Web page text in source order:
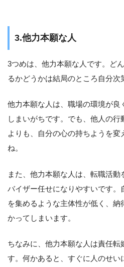
3.他力本願な人
3つめは、他力本願な人です。ど
るかどうかは結局のところ自分次
他力本願な人は、職場の環境が良
しまいがちです。でも、他人の
よりも、自分の心の持ちようを変
ね。
また、他力本願な人は、転職活
バイザー任せになりやすいです。
を集めるような主体性が低く、
かってしまいます。
ちなみに、他力本願な人は責任転
す。何かあると、すぐに人のせい